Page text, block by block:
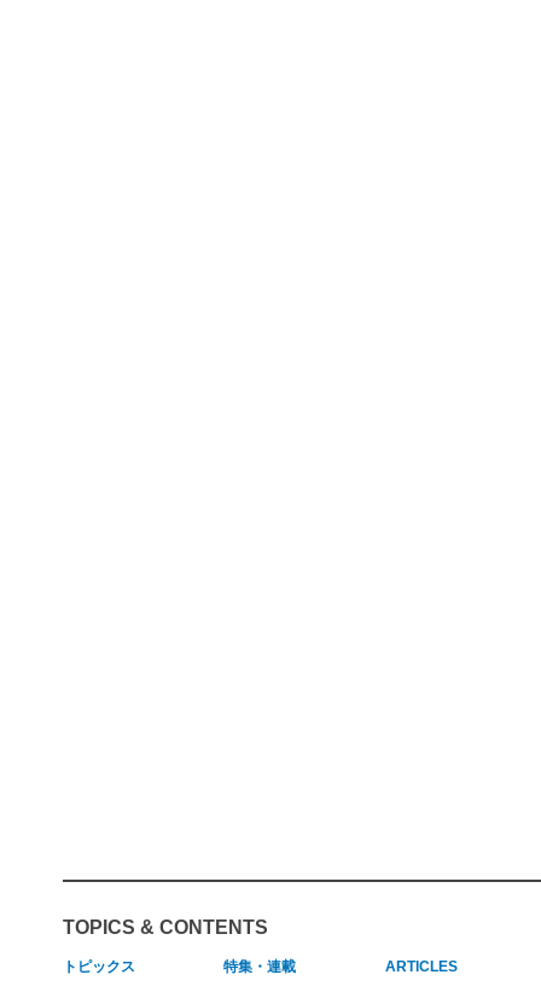
TOPICS & CONTENTS
トピックス 特集・連載 ARTICLES